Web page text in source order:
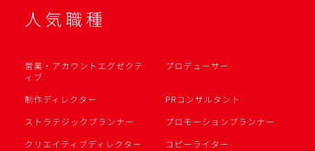
人気職種
営業・アカウントエグゼクテ
ィブ
プロデューサー
制作ディレクター
PRコンサルタント
ストラテジックプランナー
プロモーションプランナー
クリエイティブディレクター
コピーライター